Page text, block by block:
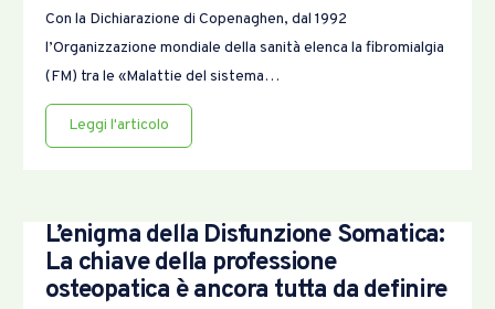
Con la Dichiarazione di Copenaghen, dal 1992
l’Organizzazione mondiale della sanità elenca la fibromialgia
(FM) tra le «Malattie del sistema…
Leggi l'articolo
L’enigma della Disfunzione Somatica:
La chiave della professione
osteopatica è ancora tutta da definire